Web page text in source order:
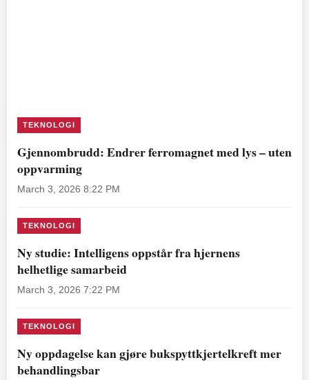
TEKNOLOGI
Gjennombrudd: Endrer ferromagnet med lys – uten
oppvarming
March 3, 2026 8:22 PM
TEKNOLOGI
Ny studie: Intelligens oppstår fra hjernens
helhetlige samarbeid
March 3, 2026 7:22 PM
TEKNOLOGI
Ny oppdagelse kan gjøre bukspyttkjertelkreft mer
behandlingsbar